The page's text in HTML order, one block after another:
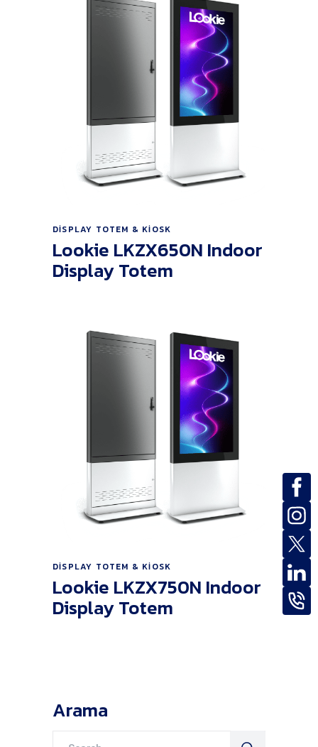
Ürünü İncele
DISPLAY TOTEM & KIOSK
Lookie LKZX650N Indoor
Display Totem
Ürünü İncele
DISPLAY TOTEM & KIOSK
Lookie LKZX750N Indoor
Display Totem
Arama